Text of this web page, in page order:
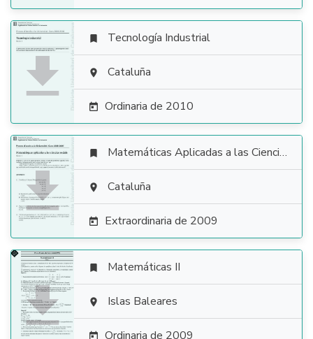

 Tecnología Industrial
 Cataluña
 Ordinaria de 2010

 Matemáticas Aplicadas a las Ciencias Sociales
 Cataluña
 Extraordinaria de 2009

 Matemáticas II
 Islas Baleares
 Ordinaria de 2009